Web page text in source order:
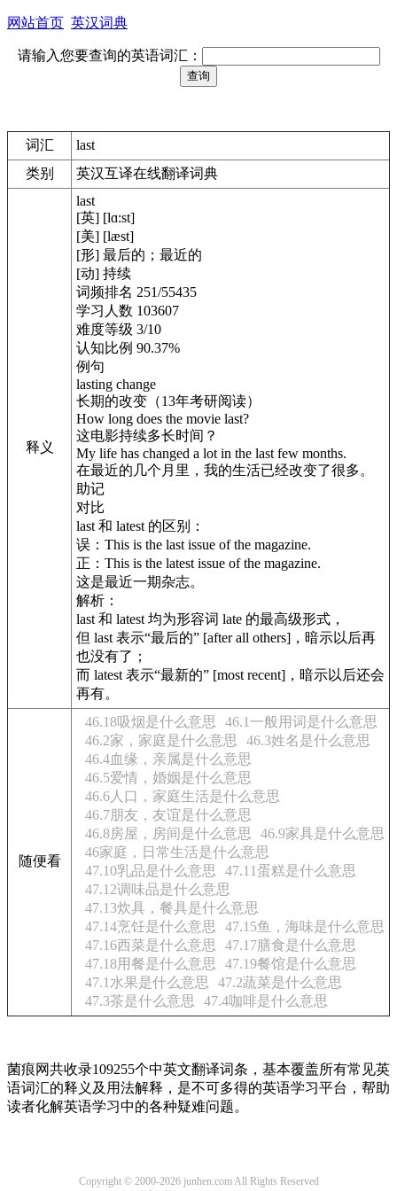
网站首页 英汉词典
请输入您要查询的英语词汇：
词汇
last
类别
英汉互译在线翻译词典
释义
last
[英] [lɑ:st]
[美] [læst]
[形] 最后的；最近的
[动] 持续
词频排名 251/55435
学习人数 103607
难度等级 3/10
认知比例 90.37%
例句
lasting change
长期的改变（13年考研阅读）
How long does the movie last?
这电影持续多长时间？
My life has changed a lot in the last few months.
在最近的几个月里，我的生活已经改变了很多。
助记
对比
last 和 latest 的区别：
误：This is the last issue of the magazine.
正：This is the latest issue of the magazine.
这是最近一期杂志。
解析：
last 和 latest 均为形容词 late 的最高级形式，
但 last 表示“最后的” [after all others]，暗示以后再
也没有了；
而 latest 表示“最新的” [most recent]，暗示以后还会
再有。
随便看
46.18吸烟是什么意思
46.1一般用词是什么意思
46.2家，家庭是什么意思
46.3姓名是什么意思
46.4血缘，亲属是什么意思
46.5爱情，婚姻是什么意思
46.6人口，家庭生活是什么意思
46.7朋友，友谊是什么意思
46.8房屋，房间是什么意思
46.9家具是什么意思
46家庭，日常生活是什么意思
47.10乳品是什么意思
47.11蛋糕是什么意思
47.12调味品是什么意思
47.13炊具，餐具是什么意思
47.14烹饪是什么意思
47.15鱼，海味是什么意思
47.16西菜是什么意思
47.17膳食是什么意思
47.18用餐是什么意思
47.19餐馆是什么意思
47.1水果是什么意思
47.2蔬菜是什么意思
47.3茶是什么意思
47.4咖啡是什么意思
菌痕网共收录109255个中英文翻译词条，基本覆盖所有常见英
语词汇的释义及用法解释，是不可多得的英语学习平台，帮助
读者化解英语学习中的各种疑难问题。
Copyright © 2000-2026 junhen.com All Rights Reserved